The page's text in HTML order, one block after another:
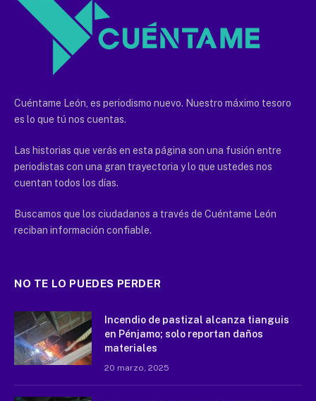
Cuéntame León, es periodismo nuevo. Nuestro máximo tesoro
es lo que tú nos cuentas.
Las historias que verás en esta página son una fusión entre
periodistas con una gran trayectoria y lo que ustedes nos
cuentan todos los días.
Buscamos que los ciudadanos a través de Cuéntame León
reciban información confiable.
NO TE LO PUEDES PERDER
Incendio de pastizal alcanza tianguis
en Pénjamo; solo reportan daños
materiales
20 marzo, 2025